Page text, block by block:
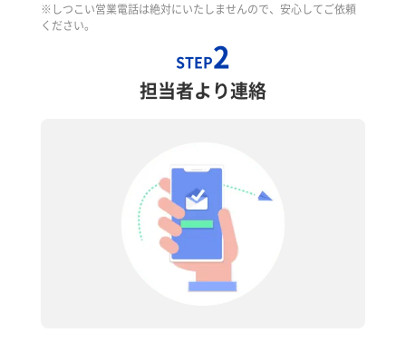
※しつこい営業電話は絶対にいたしませんので、安心してご依頼
ください。
STEP2
担当者より連絡